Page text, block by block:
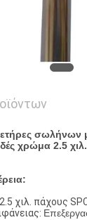
χρώμα 2.5
χιλ. πάχους